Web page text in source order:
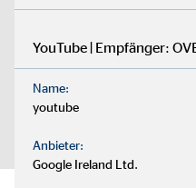
einverstanden sind. Weitere
Datenschutzerklärung.
Zustimmung zum
Datenschutz
YouTube | Empfänger:
Name:
youtube
Anbieter:
Google Ireland Ltd.